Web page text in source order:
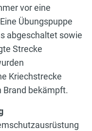
vor eine
Übungspuppe
abgeschaltet sowie
Strecke
Kriechstrecke
Brand bekämpft.